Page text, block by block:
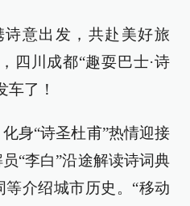
意出发，共赴美好旅
四川成都“趣耍巴士·诗
车了！
身“诗圣杜甫”热情迎接
“李白”沿途解读诗词典
介绍城市历史。“移动